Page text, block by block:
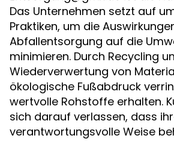
Das Unternehmen setzt auf
Praktiken, um die
Abfallentsorgung auf die
minimieren. Durch Recycling
Wiederverwertung von
ökologische Fußabdruck
wertvolle Rohstoffe erhalten.
sich darauf verlassen, dass
verantwortungsvolle Weise